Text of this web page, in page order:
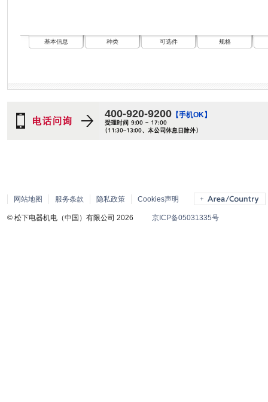
基本信息 种类 可选件 规格
400-920-9200 【手机OK】
网站地图 服务条款 隐私政策 Cookies声明
© 松下电器机电（中国）有限公司 2026 京ICP备05031335号